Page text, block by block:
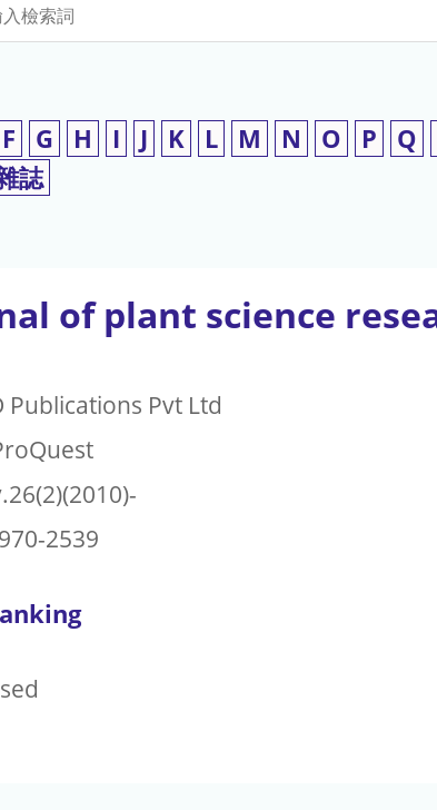
F G H I J K L M N O P Q
誌
of plant science
Publications Pvt Ltd
2539